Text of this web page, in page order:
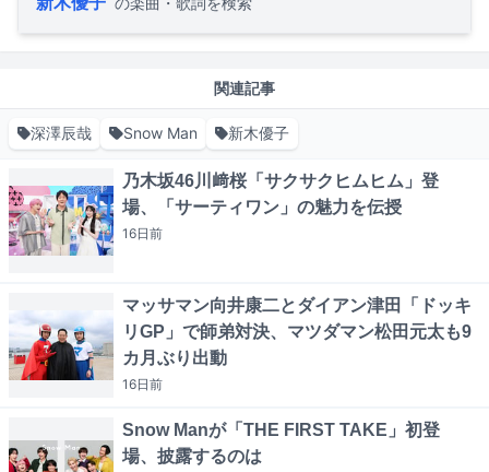
関連記事
深澤辰哉 Snow Man 新木優子
乃木坂46川﨑桜「サクサクヒムヒム」登
場、「サーティワン」の魅力を伝授
16日前
マッサマン向井康二とダイアン津田「ドッキ
リGP」で師弟対決、マツダマン松田元太も9
カ月ぶり出動
16日前
Snow Manが「THE FIRST TAKE」初登
場、披露するのは